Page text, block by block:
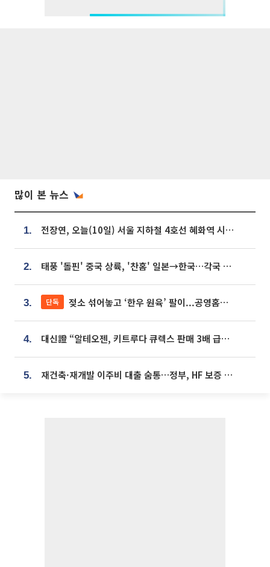
많이 본 뉴스
1. 전장연, 오늘(10일) 서울 지하철 4호선 혜화역 시위…1호선 용산역 무정차
2. 태풍 '돌핀' 중국 상륙, '찬홈' 일본→한국…각국 기상청 예상 경로는?
3. 단독 젖소 섞어놓고 ‘한우 원육’ 팔이...공영홈쇼핑 표기·검증 구멍
4. 대신證 “알테오젠, 키트루다 큐렉스 판매 3배 급증…목표가 41만원 상향”
5. 재건축·재개발 이주비 대출 숨통…정부, HF 보증 신설 추진